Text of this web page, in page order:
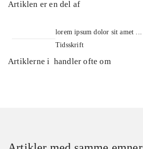
Artiklen er en del af
lorem ipsum dolor sit amet ...
Tidsskrift
Artiklerne i handler ofte om